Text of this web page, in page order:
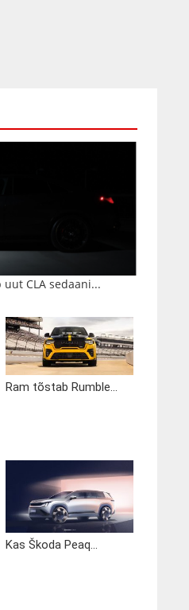
CLA sedaani...
Ram tõstab Rumble...
Kas Škoda Peaq...